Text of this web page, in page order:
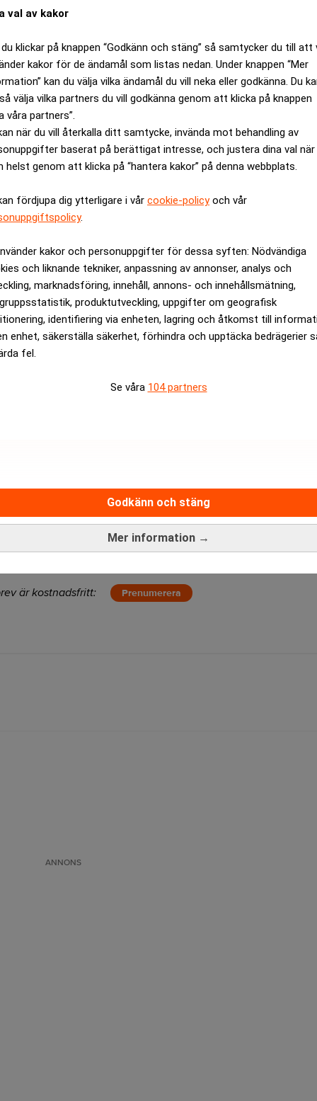
val av kakor
klickar på knappen “Godkänn och stäng” så samtycker du till att
kakor för de ändamål som listas nedan. Under knappen “Mer
kan du välja vilka ändamål du vill neka eller godkänna. Du
välja vilka partners du vill godkänna genom att klicka på knappen
våra partners”.
när du vill återkalla ditt samtycke, invända mot behandling av
baserat på berättigat intresse, och justera dina val när
helst genom att klicka på “hantera kakor” på denna webbplats.
fördjupa dig ytterligare i vår cookie-policyoch vår
.
kakor och personuppgifter för dessa syften: Nödvändiga
och liknande tekniker, anpassning av annonser, analys och
marknadsföring, innehåll, annons- och innehållsmätning,
produktutveckling, uppgifter om geografisk
identifiering via enheten, lagring och åtkomst till
enhet, säkerställa säkerhet, förhindra och upptäcka bedrägerier
fel.
Se våra 104 partners
Mer information →
Godkänn och stäng
mer förvaltningsinriktade affärsmodell som Vonovia har.
rekommendation till sina medlemmar att acceptera
sannolikheten för att bolagets börsresa avslutas inom
För den som söker en mycket defensiv placering kan det
notera:
har rekommenderat aktieägarna att inte acceptera
ANNONS
Park som är verksamma inom samma område som Hembla.
opinion bedömer budet som finansiellt oskäligt.
handlas strax under budpriset.
fonder, har efter det att affären
extra bolagsstämma där delar av Hemblas styrelse byttes
och likvid beräknas omkring den 16 december.
är kostnadsfritt: Prenumerera
ANNONS